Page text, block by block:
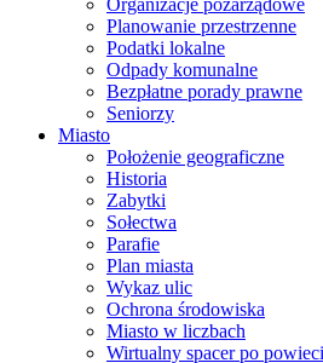
Organizacje pozarządowe
Planowanie przestrzenne
Podatki lokalne
Odpady komunalne
Bezpłatne porady prawne
Seniorzy
Miasto
Położenie geograficzne
Historia
Zabytki
Sołectwa
Parafie
Plan miasta
Wykaz ulic
Ochrona środowiska
Miasto w liczbach
Wirtualny spacer po